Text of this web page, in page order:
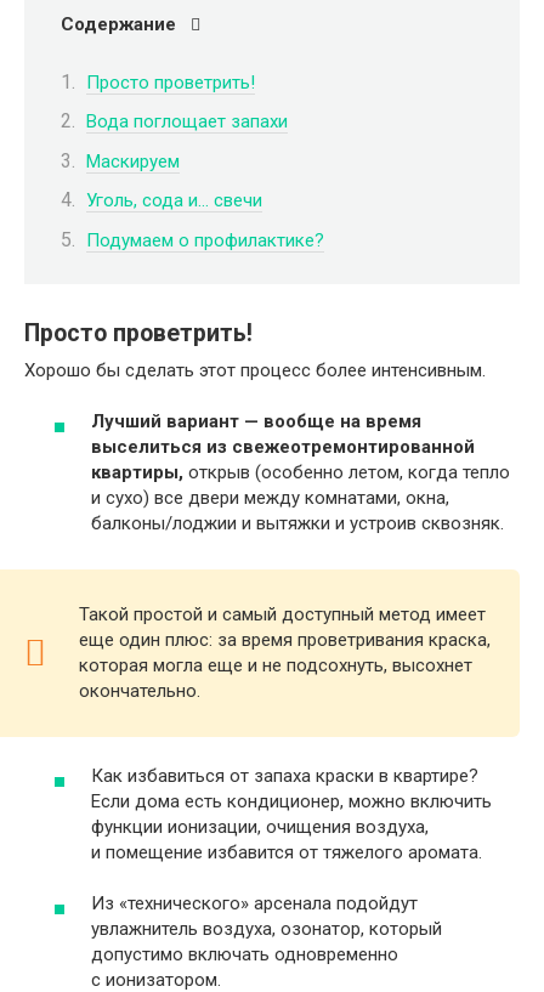
Содержание
Просто проветрить!
Вода поглощает запахи
Маскируем
Уголь, сода и… свечи
Подумаем о профилактике?
Просто проветрить!
Хорошо бы сделать этот процесс более интенсивным.
Лучший вариант — вообще на время
выселиться из свежеотремонтированной
квартиры, открыв (особенно летом, когда тепло
и сухо) все двери между комнатами, окна,
балконы/лоджии и вытяжки и устроив сквозняк.
Такой простой и самый доступный метод имеет
еще один плюс: за время проветривания краска,
которая могла еще и не подсохнуть, высохнет
окончательно.
Как избавиться от запаха краски в квартире?
Если дома есть кондиционер, можно включить
функции ионизации, очищения воздуха,
и помещение избавится от тяжелого аромата.
Из «технического» арсенала подойдут
увлажнитель воздуха, озонатор, который
допустимо включать одновременно
с ионизатором.